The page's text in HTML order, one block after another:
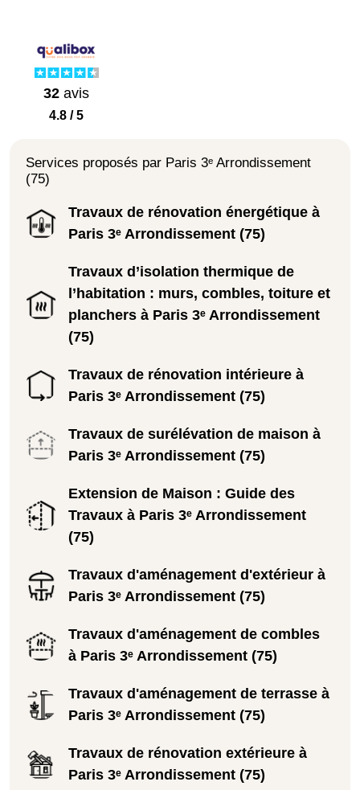
32 avis
4.8 / 5
Services proposés par Paris 3ᵉ Arrondissement
(75)
Travaux de rénovation énergétique à
Paris 3ᵉ Arrondissement (75)
Travaux d’isolation thermique de
l’habitation : murs, combles, toiture et
planchers à Paris 3ᵉ Arrondissement
(75)
Travaux de rénovation intérieure à
Paris 3ᵉ Arrondissement (75)
Travaux de surélévation de maison à
Paris 3ᵉ Arrondissement (75)
Extension de Maison : Guide des
Travaux à Paris 3ᵉ Arrondissement
(75)
Travaux d'aménagement d'extérieur à
Paris 3ᵉ Arrondissement (75)
Travaux d'aménagement de combles
à Paris 3ᵉ Arrondissement (75)
Travaux d'aménagement de terrasse à
Paris 3ᵉ Arrondissement (75)
Travaux de rénovation extérieure à
Paris 3ᵉ Arrondissement (75)